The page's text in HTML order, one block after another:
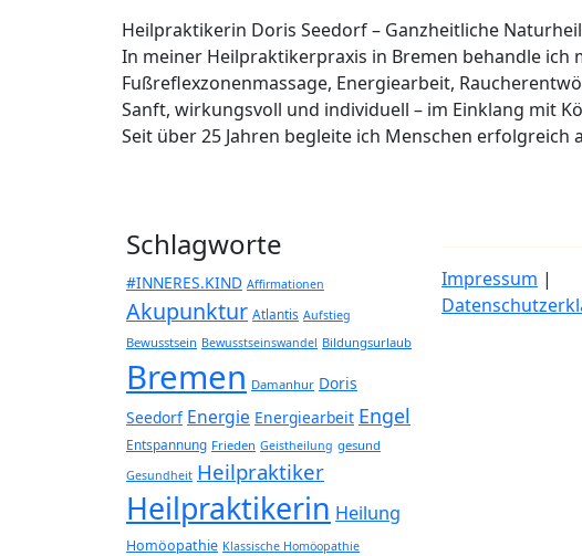
Heilpraktikerin Doris Seedorf – Ganzheitliche
In meiner Heilpraktikerpraxis in Bremen behandle ich
Fußreflexzonenmassage, Energiearbeit,
Sanft, wirkungsvoll und individuell – im Einklang mit
Seit über 25 Jahren begleite ich Menschen
Schlagworte
#INNERES.KIND Affirmationen
Akupunktur Atlantis Aufstieg
Bewusstsein Bewusstseinswandel Bildungsurlaub
Bremen Damanhur Doris
Seedorf Energie Energiearbeit Engel
Entspannung Frieden Geistheilung gesund
Gesundheit Heilpraktiker
Heilpraktikerin Heilung
Homöopathie Klassische Homöopathie
Impressum |